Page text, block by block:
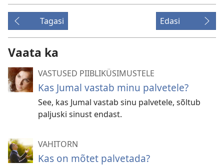
Tagasi Edasi
Vaata ka
VASTUSED PIIBLIKÜSIMUSTELE
Kas Jumal vastab minu palvetele?
See, kas Jumal vastab sinu palvetele, sõltub
paljuski sinust endast.
VAHITORN
Kas on mõtet palvetada?